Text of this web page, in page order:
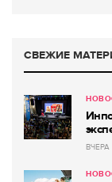
СВЕЖИЕ
ВЧЕРА